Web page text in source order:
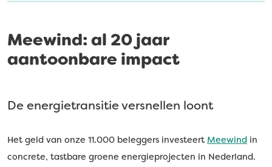
Meewind: al 20 jaar
aantoonbare impact
De energietransitie versnellen loont
Het geld van onze 11.000 beleggers investeert Meewind in
concrete, tastbare groene energieprojecten in Nederland.